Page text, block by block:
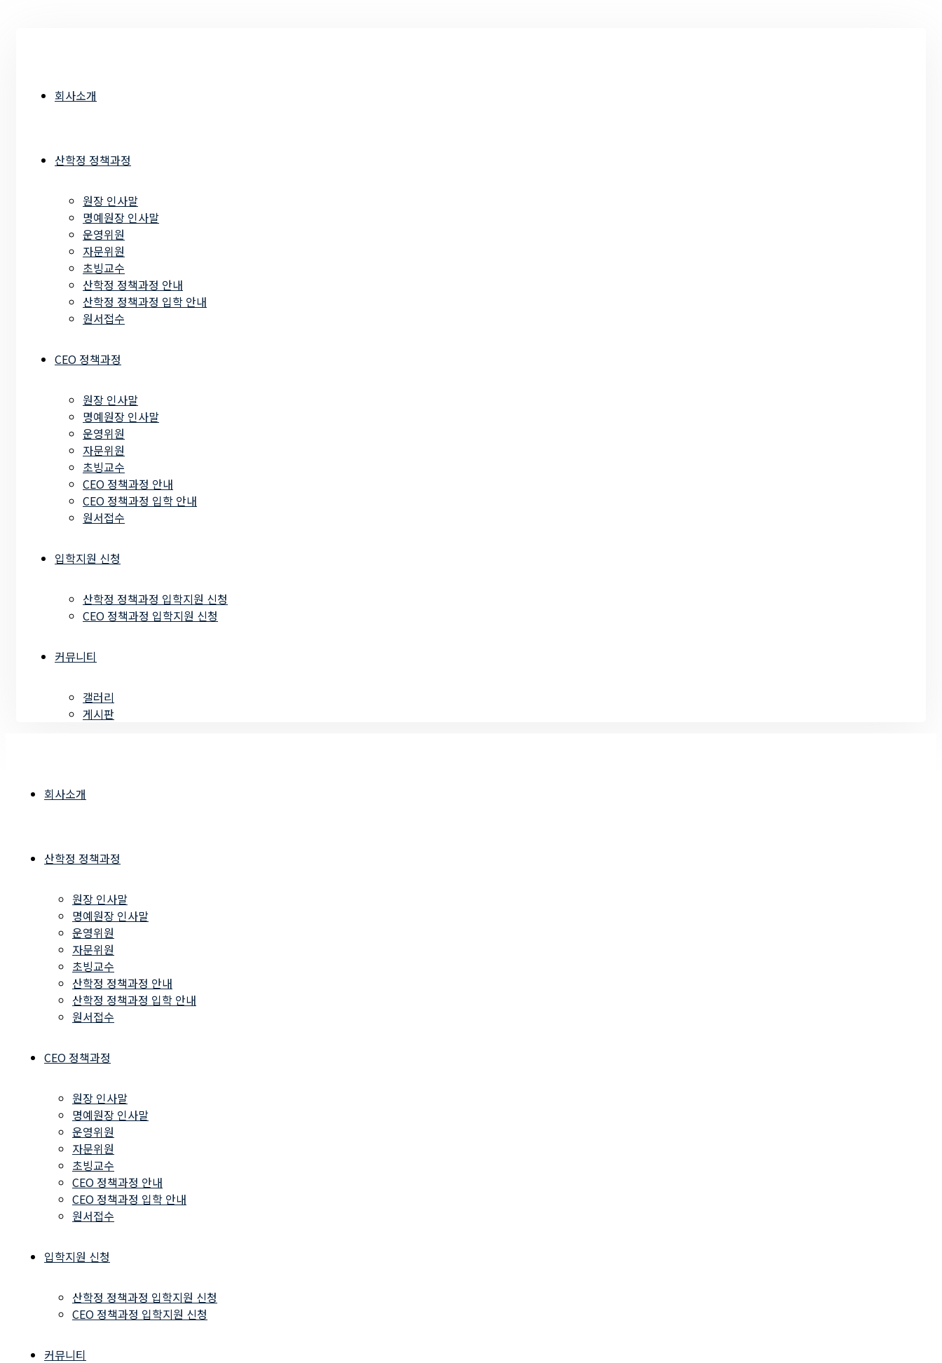
회사소개
산학정 정책과정
원장 인사말
명예원장 인사말
운영위원
자문위원
초빙교수
산학정 정책과정 안내
산학정 정책과정 입학 안내
원서접수
CEO 정책과정
원장 인사말
명예원장 인사말
운영위원
자문위원
초빙교수
CEO 정책과정 안내
CEO 정책과정 입학 안내
원서접수
입학지원 신청
산학정 정책과정 입학지원 신청
CEO 정책과정 입학지원 신청
커뮤니티
갤러리
게시판
회사소개
산학정 정책과정
원장 인사말
명예원장 인사말
운영위원
자문위원
초빙교수
산학정 정책과정 안내
산학정 정책과정 입학 안내
원서접수
CEO 정책과정
원장 인사말
명예원장 인사말
운영위원
자문위원
초빙교수
CEO 정책과정 안내
CEO 정책과정 입학 안내
원서접수
입학지원 신청
산학정 정책과정 입학지원 신청
CEO 정책과정 입학지원 신청
커뮤니티